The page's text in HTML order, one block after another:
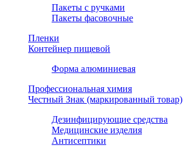
Пакеты с ручками
Пакеты фасовочные
Пленки
Контейнер пищевой
Форма алюминиевая
Профессиональная химия
Честный Знак (маркированный товар)
Дезинфицирующие средства
Медицинские изделия
Антисептики